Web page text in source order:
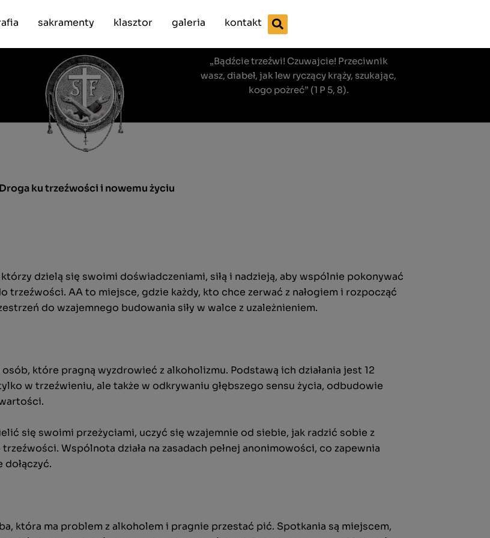
sakramenty klasztor galeria kontakt
„Bądźcie trzeźwi! Czuwajcie! Przeciwnik
wasz, diabeł, jak lew ryczący krąży, szukając,
kogo pożreć” (1 P 5, 8).
Droga ku trzeźwości i nowemu życiu
dzielą się swoimi doświadczeniami, siłą i nadzieją, aby wspólnie pokonywać
AA to miejsce, gdzie każdy, kto chce zerwać z nałogiem i rozpocząć
do wzajemnego budowania siły w walce z uzależnieniem.
które pragną wyzdrowieć z alkoholizmu. Podstawą ich działania jest 12
w trzeźwieniu, ale także w odkrywaniu głębszego sensu życia, odbudowie
się swoimi przeżyciami, uczyć się wzajemnie od siebie, jak radzić sobie z
Wspólnota działa na zasadach pełnej anonimowości, co zapewnia
która ma problem z alkoholem i pragnie przestać pić. Spotkania są miejscem,